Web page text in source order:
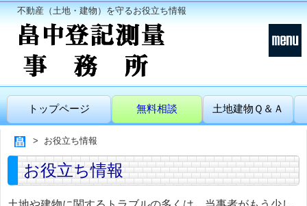
不動産（土地・建物）を守るお役立ち情報
トップページ 無料相談 土地建物Ｑ＆Ａ
お役立ち情報
お役立ち情報